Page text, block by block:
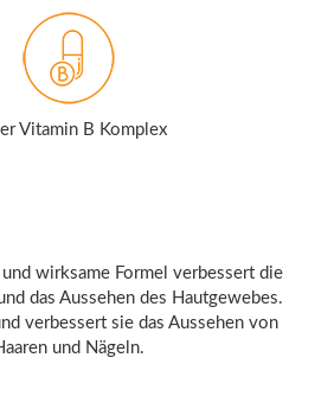
Vitamin B Komplex
wirksame Formel verbessert die
das Aussehen des Hautgewebes.
verbessert sie das Aussehen von
und Nägeln.